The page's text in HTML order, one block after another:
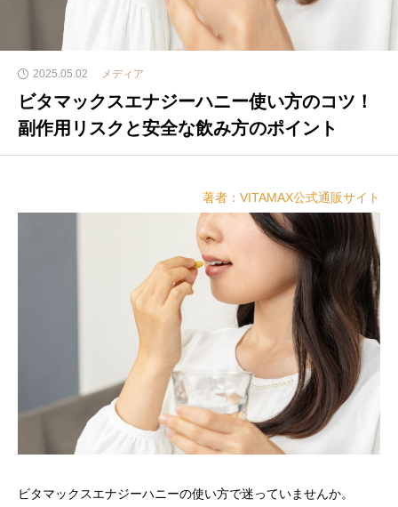
2025.05.02 メディア
ビタマックスエナジーハニー使い方のコツ！
副作用リスクと安全な飲み方のポイント
著者：VITAMAX公式通販サイト
ビタマックスエナジーハニーの使い方で迷っていませんか。